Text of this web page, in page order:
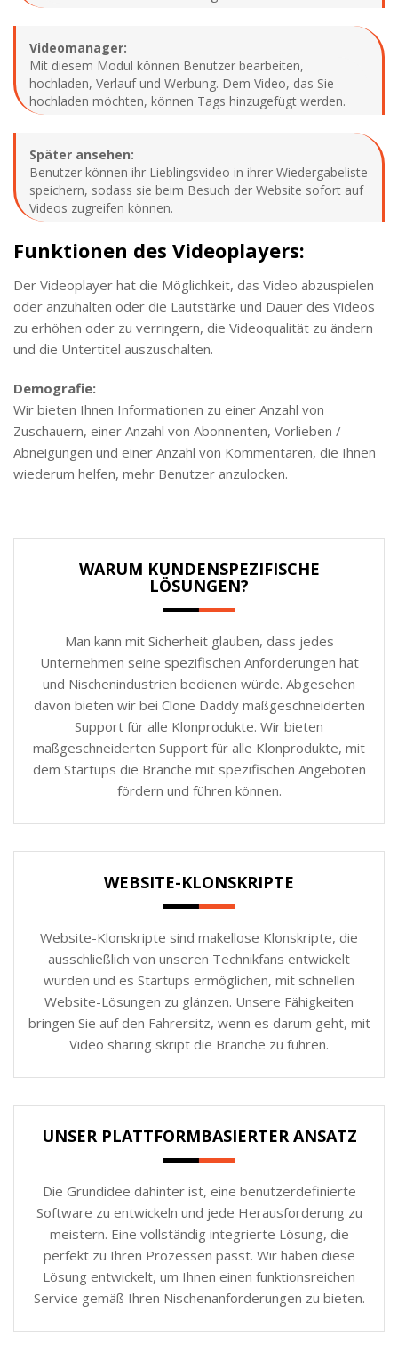
Videomanager:
Mit diesem Modul können Benutzer bearbeiten,
hochladen, Verlauf und Werbung. Dem Video, das Sie
hochladen möchten, können Tags hinzugefügt werden.
Später ansehen:
Benutzer können ihr Lieblingsvideo in ihrer Wiedergabeliste
speichern, sodass sie beim Besuch der Website sofort auf
Videos zugreifen können.
Funktionen des Videoplayers:
Der Videoplayer hat die Möglichkeit, das Video abzuspielen
oder anzuhalten oder die Lautstärke und Dauer des Videos
zu erhöhen oder zu verringern, die Videoqualität zu ändern
und die Untertitel auszuschalten.
Demografie:
Wir bieten Ihnen Informationen zu einer Anzahl von
Zuschauern, einer Anzahl von Abonnenten, Vorlieben /
Abneigungen und einer Anzahl von Kommentaren, die Ihnen
wiederum helfen, mehr Benutzer anzulocken.
WARUM KUNDENSPEZIFISCHE
LÖSUNGEN?
Man kann mit Sicherheit glauben, dass jedes
Unternehmen seine spezifischen Anforderungen hat
und Nischenindustrien bedienen würde. Abgesehen
davon bieten wir bei Clone Daddy maßgeschneiderten
Support für alle Klonprodukte. Wir bieten
maßgeschneiderten Support für alle Klonprodukte, mit
dem Startups die Branche mit spezifischen Angeboten
fördern und führen können.
WEBSITE-KLONSKRIPTE
Website-Klonskripte sind makellose Klonskripte, die
ausschließlich von unseren Technikfans entwickelt
wurden und es Startups ermöglichen, mit schnellen
Website-Lösungen zu glänzen. Unsere Fähigkeiten
bringen Sie auf den Fahrersitz, wenn es darum geht, mit
Video sharing skript die Branche zu führen.
UNSER PLATTFORMBASIERTER ANSATZ
Die Grundidee dahinter ist, eine benutzerdefinierte
Software zu entwickeln und jede Herausforderung zu
meistern. Eine vollständig integrierte Lösung, die
perfekt zu Ihren Prozessen passt. Wir haben diese
Lösung entwickelt, um Ihnen einen funktionsreichen
Service gemäß Ihren Nischenanforderungen zu bieten.